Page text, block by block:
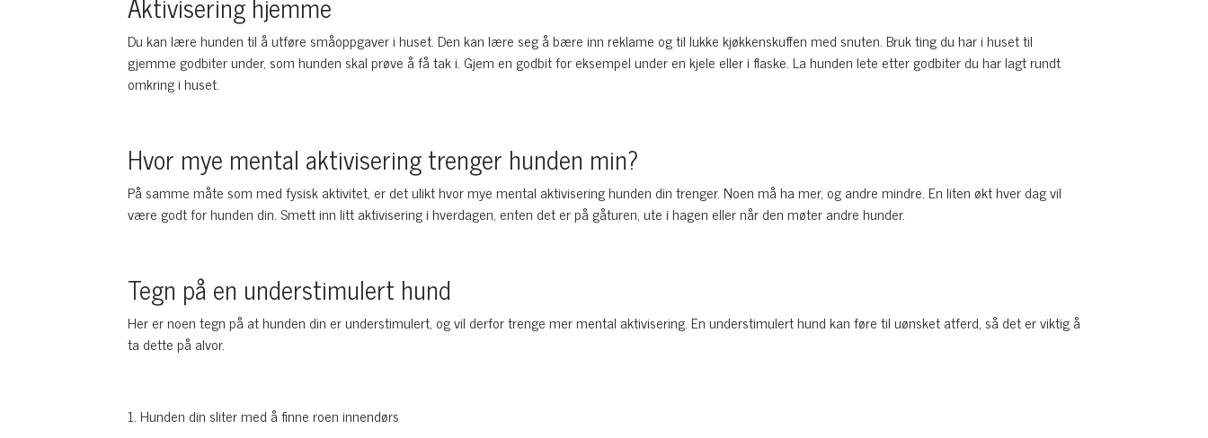
Du kan lære hunden til å utføre småoppgaver i huset. Den kan lære seg å bære inn reklame og til lukke kjøkkenskuffen med snuten. Bruk ting du har i huset til
gjemme godbiter under, som hunden skal prøve å få tak i. Gjem en godbit for eksempel under en kjele eller i flaske. La hunden lete etter godbiter du har lagt rundt
omkring i huset.
Hvor mye mental aktivisering trenger hunden min?
På samme måte som med fysisk aktivitet, er det ulikt hvor mye mental aktivisering hunden din trenger. Noen må ha mer, og andre mindre. En liten økt hver dag vil
være godt for hunden din. Smett inn litt aktivisering i hverdagen, enten det er på gåturen, ute i hagen eller når den møter andre hunder.
Tegn på en understimulert hund
Her er noen tegn på at hunden din er understimulert, og vil derfor trenge mer mental aktivisering. En understimulert hund kan føre til uønsket atferd, så det er viktig å
ta dette på alvor.
1. Hunden din sliter med å finne roen innendørs